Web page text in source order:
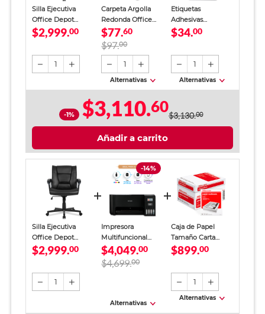
Silla Ejecutiva
Office Depot
Cuero Vegano
Negro
$2,999.00
1
Carpeta Argolla
Redonda Office
Depot 1 pulg.
Blanco
$77.60
$97.00
1
Alternativas
Etiquetas
Adhesivas
Circulares Office
etiquetas
$34.00
1
Alternativas
-1% $3,110.60$3,130.00
Añadir a carrito
Silla Ejecutiva
Office Depot
Cuero Vegano
Negro
$2,999.00
1
-14%
Impresora
Multifuncional
Epson EcoTank
L3251 Inyección de
Tinta Color Wi-Fi
$4,049.00
$4,699.00
Alternativas
Caja de Papel
Tamaño Carta
Office Depot
$899.00
1
Alternativas